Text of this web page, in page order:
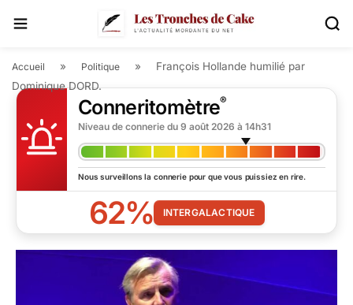
Accueil » Politique »
François Hollande humilié par
Dominique DORD.
Conneritomètre®
Niveau de connerie du 9 août 2026 à 14h31
Nous surveillons la connerie pour que vous puissiez en rire.
62% INTERGALACTIQUE